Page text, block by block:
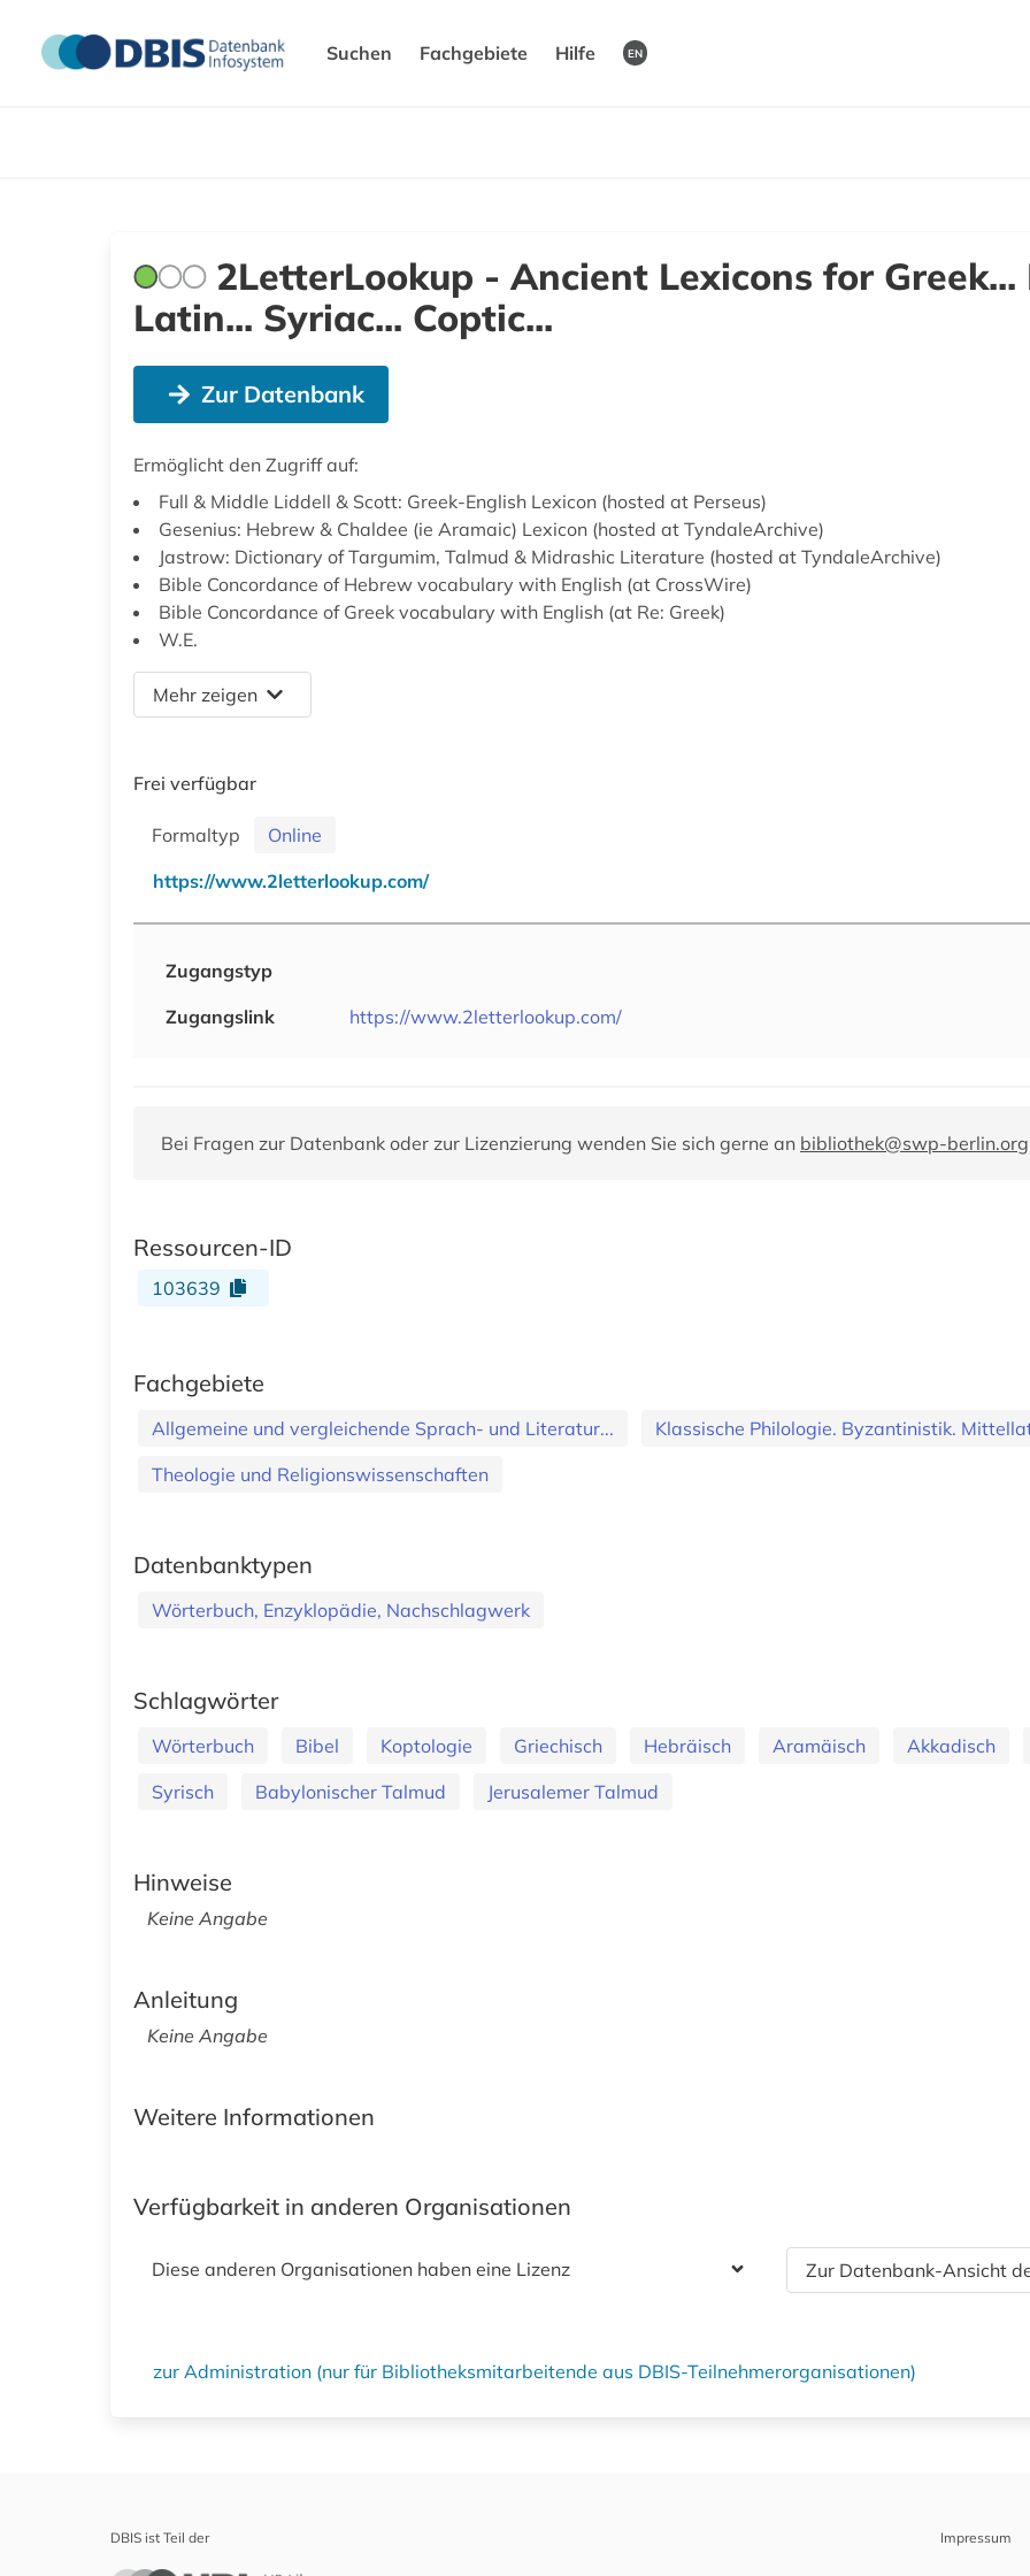
Suchen Fachgebiete Hilfe EN
2LetterLookup - Ancient Lexicons for Greek...
Latin... Syriac... Coptic...
Zur Datenbank
Ermöglicht den Zugriff auf:
Full & Middle Liddell & Scott: Greek-English Lexicon (hosted at Perseus)
Gesenius: Hebrew & Chaldee (ie Aramaic) Lexicon (hosted at TyndaleArchive)
Jastrow: Dictionary of Targumim, Talmud & Midrashic Literature (hosted at TyndaleArchive)
Bible Concordance of Hebrew vocabulary with English (at CrossWire)
Bible Concordance of Greek vocabulary with English (at Re: Greek)
W.E.
Mehr zeigen
Frei verfügbar
Formaltyp
Online
https://www.2letterlookup.com/
Zugangstyp
Zugangslink
https://www.2letterlookup.com/
Bei Fragen zur Datenbank oder zur Lizenzierung wenden Sie sich gerne an bibliothek@swp-berlin.org
Ressourcen-ID
103639
Fachgebiete
Allgemeine und vergleichende Sprach- und Literatur...
Klassische Philologie. Byzantinistik.
Theologie und Religionswissenschaften
Datenbanktypen
Wörterbuch, Enzyklopädie, Nachschlagwerk
Schlagwörter
Wörterbuch Bibel Koptologie Griechisch Hebräisch Aramäisch Akkadisch
Syrisch
Babylonischer Talmud Jerusalemer Talmud
Hinweise
Keine Angabe
Anleitung
Keine Angabe
Weitere Informationen
Verfügbarkeit in anderen Organisationen
Diese anderen Organisationen haben eine Lizenz Zur Datenbank-Ansicht
zur Administration (nur für Bibliotheksmitarbeitende aus DBIS-Teilnehmerorganisationen)
DBIS ist Teil der Impressum